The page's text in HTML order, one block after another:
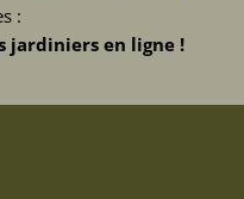
:
jardiniers en ligne !